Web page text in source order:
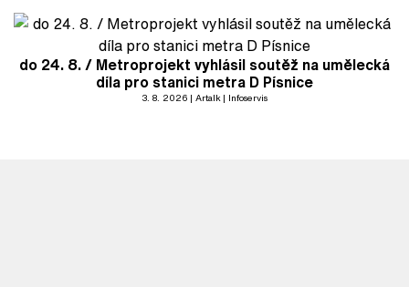
do 24. 8. / Metroprojekt vyhlásil soutěž na umělecká
díla pro stanici metra D Písnice
3. 8. 2026 Artalk Infoservis